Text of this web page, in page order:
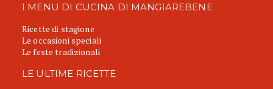
I MENU DI CUCINA DI MANGIAREBENE
Ricette di stagione
Le occasioni speciali
Le feste tradizionali
LE ULTIME RICETTE